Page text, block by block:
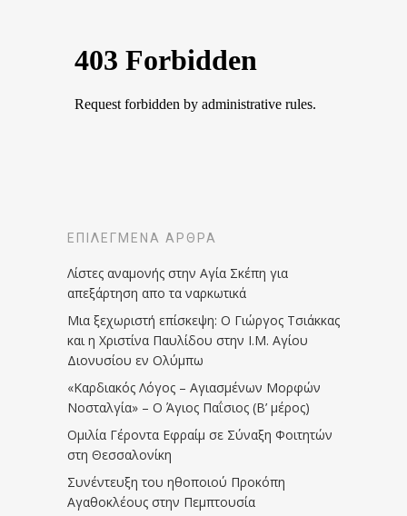
ΕΠΙΛΕΓΜΈΝΑ ΆΡΘΡΑ
Λίστες αναμονής στην Αγία Σκέπη για
απεξάρτηση απο τα ναρκωτικά
Μια ξεχωριστή επίσκεψη: Ο Γιώργος Τσιάκκας
και η Χριστίνα Παυλίδου στην Ι.Μ. Αγίου
Διονυσίου εν Ολύμπω
«Καρδιακός Λόγος – Αγιασμένων Μορφών
Νοσταλγία» – Ο Άγιος Παΐσιος (Β’ μέρος)
Ομιλία Γέροντα Εφραίμ σε Σύναξη Φοιτητών
στη Θεσσαλονίκη
Συνέντευξη του ηθοποιού Προκόπη
Αγαθοκλέους στην Πεμπτουσία